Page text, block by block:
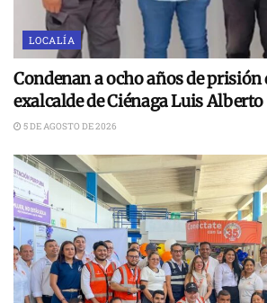
LOCALÍA
Condenan a ocho años de
exalcalde de Ciénaga Luis
5 DE AGOSTO DE 2026